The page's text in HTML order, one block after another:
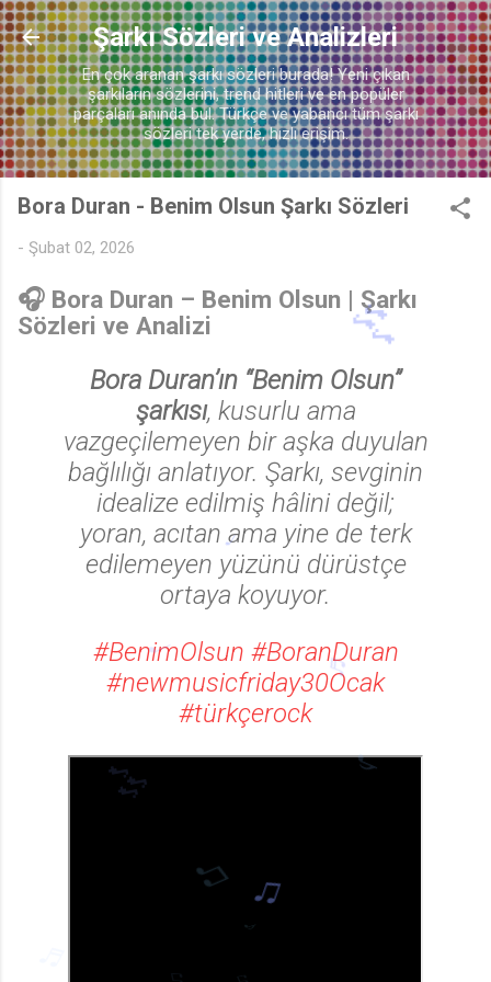
Ana içeriğe atla
Şarkı Sözleri ve Analizleri
En çok aranan şarkı sözleri burada! Yeni çıkan
şarkıların sözlerini, trend hitleri ve en popüler
parçaları anında bul. Türkçe ve yabancı tüm şarkı
sözleri tek yerde, hızlı erişim.
Bora Duran - Benim Olsun Şarkı Sözleri
- Şubat 02, 2026
🎧 Bora Duran – Benim Olsun | Şarkı
Sözleri ve Analizi
Bora Duran’ın “Benim Olsun”
şarkısı, kusurlu ama
vazgeçilemeyen bir aşka duyulan
bağlılığı anlatıyor. Şarkı, sevginin
idealize edilmiş hâlini değil;
yoran, acıtan ama yine de terk
edilemeyen yüzünü dürüstçe
ortaya koyuyor.
#BenimOlsun #BoranDuran
#newmusicfriday30Ocak
#türkçerock
♩
♩
♬